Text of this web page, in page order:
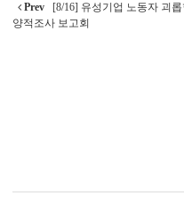
Prev
[8/16] 유성기업 노동자 괴
양적조사 보고회